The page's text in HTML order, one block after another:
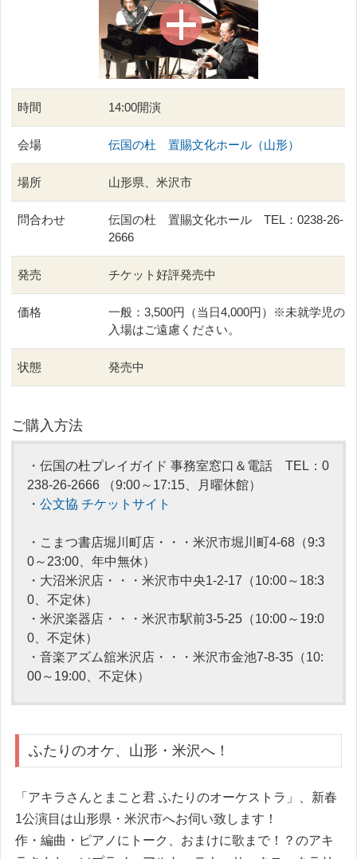
時間 14:00開演
会場 伝国の杜 置賜文化ホール（山形）
場所 山形県、米沢市
問合わせ
伝国の杜 置賜文化ホール TEL：0238-26-
2666
発売 チケット好評発売中
価格
一般：3,500円（当日4,000円）※未就学児の
入場はご遠慮ください。
状態 発売中
ご購入方法
・伝国の杜プレイガイド 事務室窓口＆電話TEL：0
238-26-2666 （9:00～17:15、月曜休館）
・公文協 チケットサイト
・こまつ書店堀川町店・・・米沢市堀川町4-68（9:3
0～23:00、年中無休）
・大沼米沢店・・・米沢市中央1-2-17（10:00～18:3
0、不定休）
・米沢楽器店・・・米沢市駅前3-5-25（10:00～19:0
0、不定休）
・音楽アズム舘米沢店・・・米沢市金池7-8-35（10:
00～19:00、不定休）
ふたりのオケ、山形・米沢へ！
「アキラさんとまこと君 ふたりのオーケストラ」、新春
1公演目は山形県・米沢市へお伺い致します！
作・編曲・ピアノにトーク、おまけに歌まで！？のアキ